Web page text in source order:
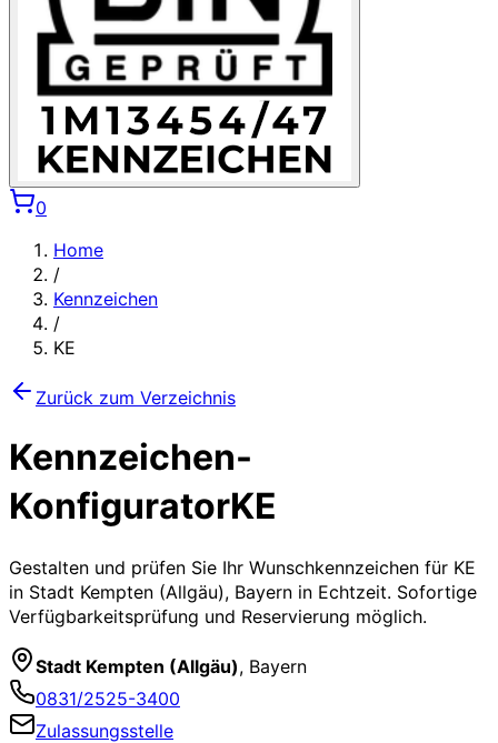
0
Home
/
Kennzeichen
/
KE
Zurück zum Verzeichnis
Kennzeichen-
KonfiguratorKE
Gestalten und prüfen Sie Ihr Wunschkennzeichen für KE
in Stadt Kempten (Allgäu), Bayern in Echtzeit. Sofortige
Verfügbarkeitsprüfung und Reservierung möglich.
Stadt Kempten (Allgäu), Bayern
0831/2525-3400
Zulassungsstelle